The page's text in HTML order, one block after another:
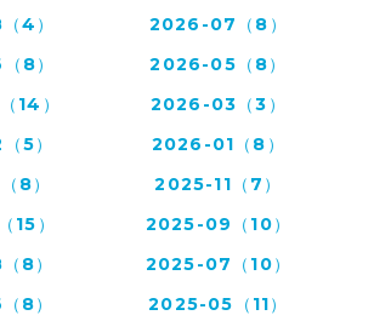
4）
2026-07（8）
8）
2026-05（8）
14）
2026-03（3）
5）
2026-01（8）
8）
2025-11（7）
15）
2025-09（10）
8）
2025-07（10）
8）
2025-05（11）